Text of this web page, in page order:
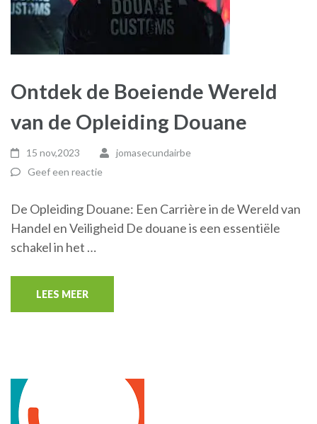
Ontdek de Boeiende Wereld
van de Opleiding Douane
15 nov,2023
jomasecundairbe
Geef een reactie
De Opleiding Douane: Een Carrière in de Wereld van
Handel en Veiligheid De douane is een essentiële
schakel in het …
LEES MEER